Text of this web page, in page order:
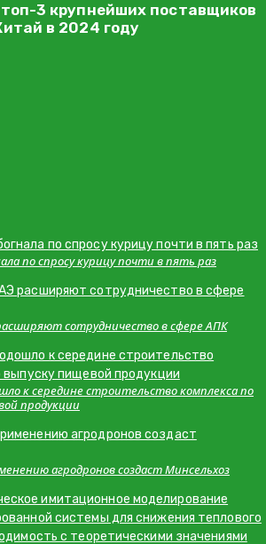
3 крупнейших поставщиков
в 2024 году
по спросу курицу почти в пять раз
сотрудничество в сфере АПК
к середине строительство комплекса по
продукции
агродронов создаст Минсельхоз